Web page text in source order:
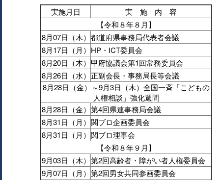
実施月日
実 施 内 容
【令和８年８月】
8月07日（木） 都道府県事務局代表者会議
8月17日（月） HP・ICT委員会
8月20日（木） 甲府協議会第1回常務委員会
8月26日（水） 正副会長・事務局長等会議
8月28日（金）～9月3日（木）全国一斉「こどもの
人権相談」強化週間
8月28日（金） 第4回県連事務局会議
8月31日（月） 関ブロ企画委員会
8月31日（月） 関ブロ理事会
【令和８年９月】
9月03日（木） 第2回高齢者・障がい者人権委員会
9月07日（月） 第2回男女共同参画委員会